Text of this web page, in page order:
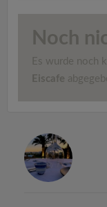
Noch
Es wurde noch
Eiscafe